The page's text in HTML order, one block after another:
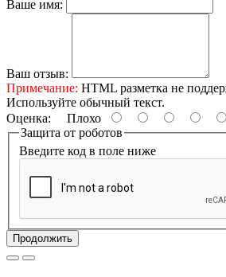
Ваше имя:
Ваш отзыв:
Примечание: HTML разметка не
Используйте обычный текст.
Оценка: Плохо
Защита от роботов
Введите код в поле ниже
Продолжить